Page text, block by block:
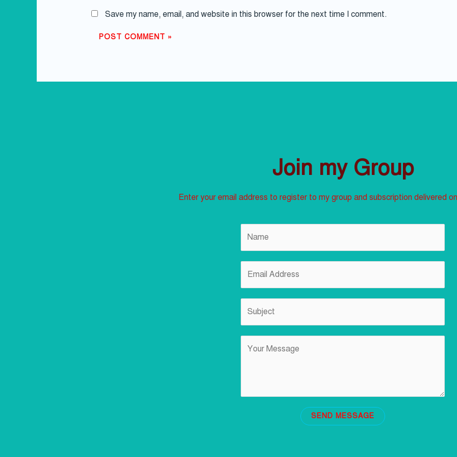
Save my name, email, and website in this browser for the next time I comment.
Join my Group
Enter your email address to register to my group and subscription delivered
SEND MESSAGE